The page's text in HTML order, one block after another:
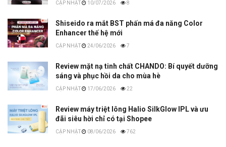
10/07/2026 8
Shiseido ra mắt BST phấn má đa năng Color
Enhancer thế hệ mới
24/06/2026 7
Review mặt nạ tinh chất CHANDO: Bí quyết dưỡng
sáng và phục hồi da cho mùa hè
17/06/2026 22
Review máy triệt lông Halio SilkGlow IPL và ưu
đãi siêu hời chỉ có tại Shopee
08/06/2026 762